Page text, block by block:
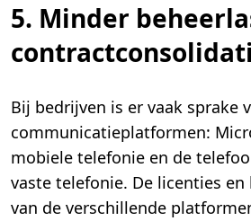
5. Minder
Bij bedrijven is er vaak sprake
communicatieplatformen:
mobiele telefonie en de
vaste telefonie. De licenties
van de verschillende